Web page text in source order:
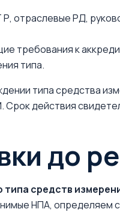
РД,
требования к
типа.
типа средства
действия
до
средств
НПА, определяем